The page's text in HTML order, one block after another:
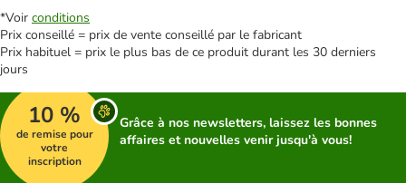
*Voir conditions
Prix conseillé = prix de vente conseillé par le fabricant
Prix habituel = prix le plus bas de ce produit durant les 30 derniers
jours
10 %
de remise pour
votre
inscription
Grâce à nos newsletters, laissez les bonnes
affaires et nouvelles venir jusqu'à vous!